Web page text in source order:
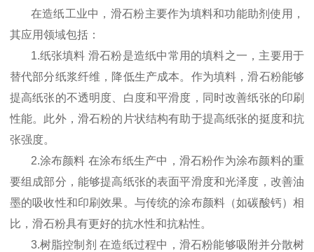
在造纸工业中，滑石粉主要作为填料和功能助剂使用，
其应用领域包括：
1.纸张填料 滑石粉是造纸中常用的填料之一，主要用于
替代部分纸浆纤维，降低生产成本。作为填料，滑石粉能够
提高纸张的不透明度、白度和平滑度，同时改善纸张的印刷
性能。此外，滑石粉的片状结构有助于提高纸张的挺度和抗
张强度。
2.涂布颜料 在涂布纸生产中，滑石粉作为涂布颜料的重
要组成部分，能够提高纸张的表面平滑度和光泽度，改善油
墨的吸收性和印刷效果。与传统的涂布颜料（如碳酸钙）相
比，滑石粉具有更好的抗水性和抗粘性。
3.树脂控制剂 在造纸过程中，滑石粉能够吸附并分散树